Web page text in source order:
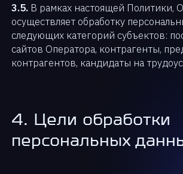
3.5. В рамках настоящей Политики,
осуществляет обработку
следующих категорий субъектов:
сайтов Оператора, контрагенты,
контрагентов, кандидаты на
4. Цели обработки
персональных